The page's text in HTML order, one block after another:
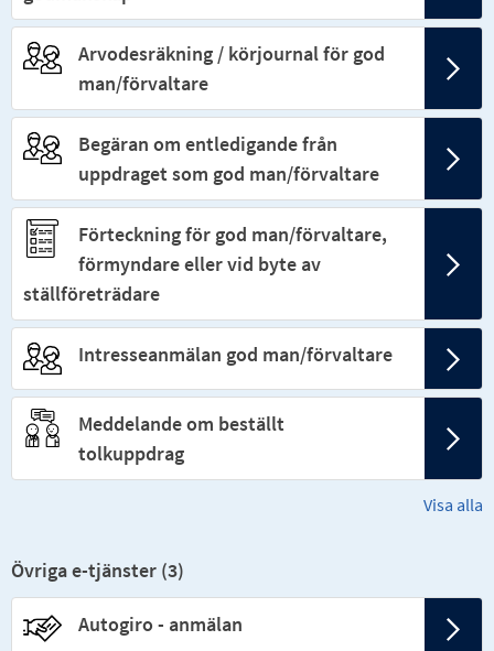
Arvodesräkning / körjournal för god
man/förvaltare
Begäran om entledigande från
uppdraget som god man/förvaltare
Förteckning för god man/förvaltare,
förmyndare eller vid byte av
ställföreträdare
Intresseanmälan god man/förvaltare
Meddelande om beställt
tolkuppdrag
Visa alla
Övriga e-tjänster (3)
Autogiro - anmälan